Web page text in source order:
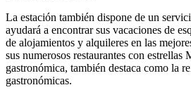
La estación también dispone de un
ayudará a encontrar sus vacaciones de
de alojamientos y alquileres en las
sus numerosos restaurantes con estrellas
gastronómica, también destaca como la
gastronómicas.